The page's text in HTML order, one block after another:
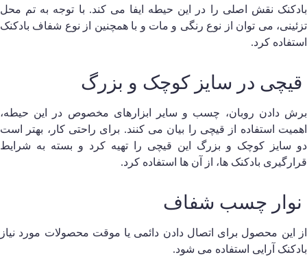
نقش اصلی را در این حیطه ایفا می‌ کند. با توجه به تم محل
می‌ توان از نوع رنگی و مات و با همچنین از نوع شفاف بادکنک
کرد.
در سایز کوچک و بزرگ
دادن روبان، چسب و ساير ابزارهای مخصوص در این حیطه،
استفاده از قیچی را بیان می کنند. برای راحتی کار، بهتر است
سایز کوچک و بزرگ این قیچی را تهیه کرد و بسته به شرایط
بادکنک ها، از آن ها استفاده کرد.
چسب شفاف
این محصول برای اتصال دادن دائمی یا موقت محصولات مورد نیاز
آرایی استفاده می‌ شود.